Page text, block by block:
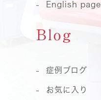
English page
Blog
症例ブログ
お気に入り